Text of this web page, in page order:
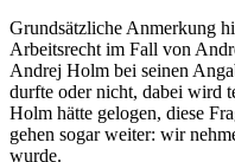
Grundsätzliche Anmerkung
Arbeitsrecht im Fall von
Andrej Holm bei seinen
durfte oder nicht, dabei wird
Holm hätte gelogen, diese
gehen sogar weiter: wir
wurde.